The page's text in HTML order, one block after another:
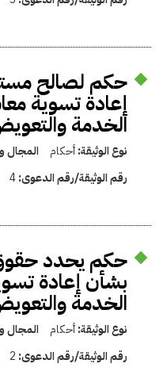
حكم لصالح
إعادة تسوية
الخدمة
نوع الوثيقة:أحكام المجال
رقم الوثيقة/رقم الدعوى:4
حكم يحدد
بشأن إعادة
الخدمة
نوع الوثيقة:أحكام المجال
رقم الوثيقة/رقم الدعوى: 2